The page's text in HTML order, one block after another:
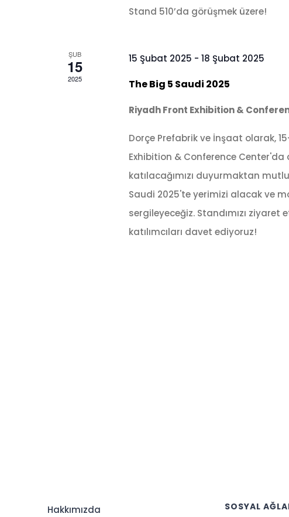
Stand 510’da görüşmek üzere!
ŞUB
15
2025
15 Şubat 2025 - 18 Şubat 2025
The Big 5 Saudi 2025
Riyadh Front Exhibition &
Dorçe Prefabrik ve İnşaat olarak,
Exhibition & Conference Center'da
katılacağımızı duyurmaktan
Saudi 2025'te yerimizi alacak ve
sergileyeceğiz. Standımızı
katılımcıları davet ediyoruz!
Hakkımızda
SOSYAL